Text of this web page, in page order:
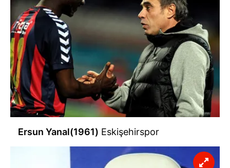
Ersun Yanal(1961) Eskişehirspor